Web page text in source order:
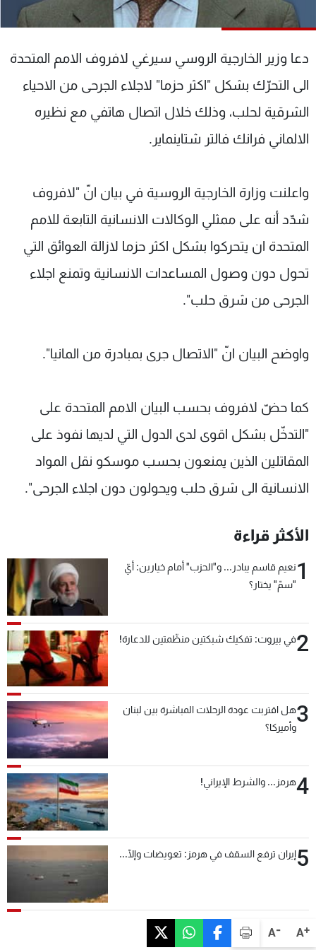
A+
A-
دعا وزير الخارجية الروسي سيرغي لافروف الامم المتحدة
الى التحرّك بشكل "اكثر حزما" لاجلاء الجرحى من الاحياء
الشرقية لحلب، وذلك خلال اتصال هاتفي مع نظيره
الالماني فرانك فالتر شتاينماير.
واعلنت وزارة الخارجية الروسية في بيان انّ "لافروف
شدّد أنه على ممثلي الوكالات الانسانية التابعة للامم
المتحدة ان يتحركوا بشكل اكثر حزما لازالة العوائق التي
تحول دون وصول المساعدات الانسانية وتمنع اجلاء
الجرحى من شرق حلب".
واوضح البيان انّ "الاتصال جرى بمبادرة من المانيا".
كما حضّ لافروف بحسب البيان الامم المتحدة على
"التدخّل بشكل اقوى لدى الدول التي لديها نفوذ على
المقاتلين الذين يمنعون بحسب موسكو نقل المواد
الانسانية الى شرق حلب ويحولون دون اجلاء الجرحى".
الأكثر قراءة
1نعيم قاسم يبادر... و"الحزب" أمام خيارين: أيّ
"سمّ" يختار؟
2في بيروت: تفكيك شبكتين منظّمتين للدعارة!
3هل اقتربت عودة الرحلات المباشرة بين لبنان
وأميركا؟
4هرمز... والشرط الإيراني!
5إيران ترفع السقف في هرمز: تعويضات وإلّا...
شاهد البرامج
الترددات
عن MTV
الإنـتـاج
لاعلاناتكم
وظائف
تواصل معنا
شروط الإسـتخدام